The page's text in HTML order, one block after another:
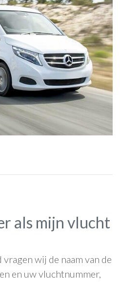
als mijn vlucht
wij de naam van de
en uw vluchtnummer,